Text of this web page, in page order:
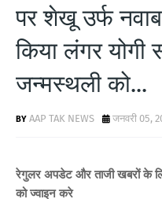
पर शेखू उर्फ
किया लंगर
जन्मस्थली को...
AAP TAK NEWS जनवरी 05,
रेगुलर अपडेट और ताजी खबरों के
को ज्वाइन करे